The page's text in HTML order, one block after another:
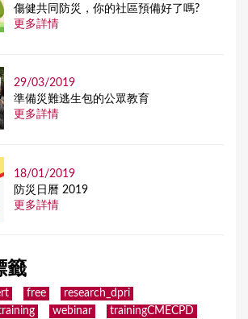
傷健共同防災，你的社區預備好了嗎?
更多詳情
29/03/2019
準備災難逃生包的公眾教育
更多詳情
18/01/2019
防災日曆 2019
更多詳情
籤
free
research_dpri
webinar
trainingCMECPD